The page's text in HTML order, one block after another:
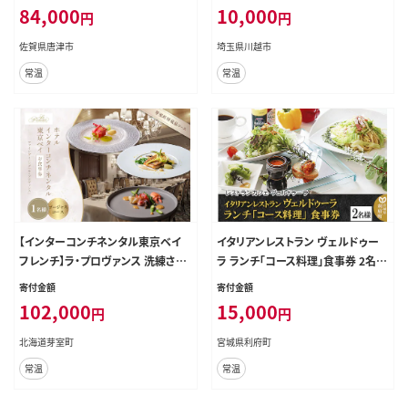
84,000円
佐賀県唐津市
常温
10,000円
埼玉県川越市
常温
【インターコンチネンタル東京ベイ
フレンチ】ラ・プロヴァンス 洗練され
た南仏プロヴァンスの気品を感じる
券1名様分 ※2名以上で利用可 me0
61-024c
寄付金額
102,000円
北海道芽室町
常温
イタリアンレストラン ヴェルドゥー
ラ ランチ「コース料理」食事券 2名様
分 [大人の隠れ家]
寄付金額
15,000円
宮城県利府町
常温